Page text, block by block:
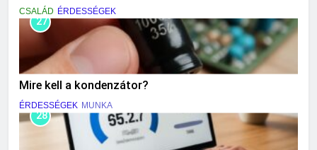
CSALÁD ÉRDESSÉGEK
27
Mire kell a kondenzátor?
ÉRDESSÉGEK MUNKA
28